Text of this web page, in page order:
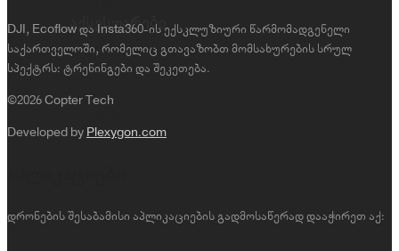
აქსესუარები
DJI, Ecoflow და Insta360-ის ექსკლუზიური წარმომადგენელი
საქართველოში, რომელიც გთავაზობთ მომსახურების სრულ
სპექტრს: ტრენინგები და შეკეთება.
©2026 Copter Tech
Developed by Plexygon.com
დრონების შესაბამისი აპლიკაციების გადმოსაწერად დააჭირეთ აქ: